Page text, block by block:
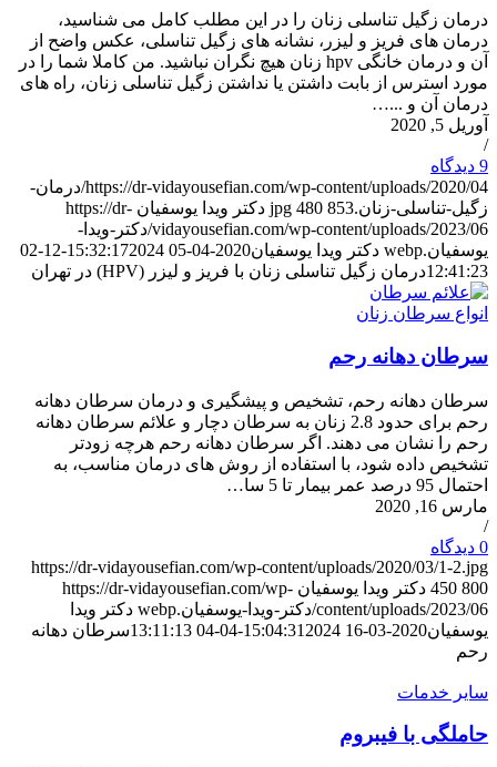
درمان زگیل تناسلی زنان را در این مطلب کامل می شناسید،
درمان های فریز و لیزر، نشانه های زگیل تناسلی، عکس واضح از
آن و درمان خانگی hpv زنان هیچ نگران نباشید. من کاملا شما را در
مورد استرس از بابت داشتن یا نداشتن زگیل تناسلی زنان، راه های
درمان آن و ...…
آوریل 5, 2020
/
9 دیدگاه‌
https://dr-vidayousefian.com/wp-content/uploads/2020/04/درمان-
زگیل-تناسلی-زنان.jpg
480 853 دکتر ویدا یوسفیان https://dr-
vidayousefian.com/wp-content/uploads/2023/06/دکتر-ویدا-
یوسفیان.webp
دکتر ویدا یوسفیان2020-04-05 15:32:17
2024-12-02
12:41:23درمان زگیل تناسلی زنان با فریز و لیزر (HPV) در تهران
انواع سرطان زنان
سرطان دهانه رحم
سرطان دهانه رحم، تشخیص و پیشگیری و درمان سرطان دهانه
رحم برای حدود 2.8 زنان به سرطان دچار و علائم سرطان دهانه
رحم را نشان می دهند. اگر سرطان دهانه رحم هرچه زودتر
تشخیص داده شود، با استفاده از روش های درمان مناسب، به
احتمال 95 درصد عمر بیمار تا 5 سا…
مارس 16, 2020
/
0 دیدگاه‌
https://dr-vidayousefian.com/wp-content/uploads/2020/03/1-2.jpg
450 800 دکتر ویدا یوسفیان https://dr-vidayousefian.com/wp-
content/uploads/2023/06/دکتر-ویدا-یوسفیان.webp
دکتر ویدا
یوسفیان2020-03-16 15:04:31
2024-04-04 13:11:13
سرطان دهانه
رحم
سایر خدمات
حاملگی با فیبروم